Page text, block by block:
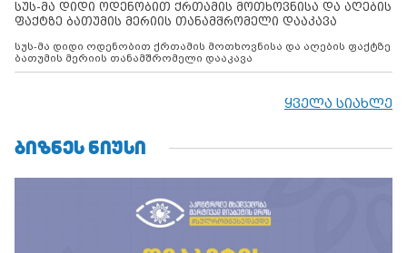
სუს-მა დიდი ოდენობით ქრთამის მოთხოვნისა და აღების
ფაქტზე ბათუმის მერიის თანამშრომელი დააკავა
სუს-მა დიდი ოდენობით ქრთამის მოთხოვნისა და აღების ფაქტზე
ბათუმის მერიის თანამშრომელი დააკავა
ყველა სიახლე
ᲑᲘᲖᲜᲔᲡ ᲜᲘᲣᲡᲘ